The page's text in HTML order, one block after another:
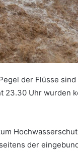
der Flüsse
23.30 Uhr wurden
der